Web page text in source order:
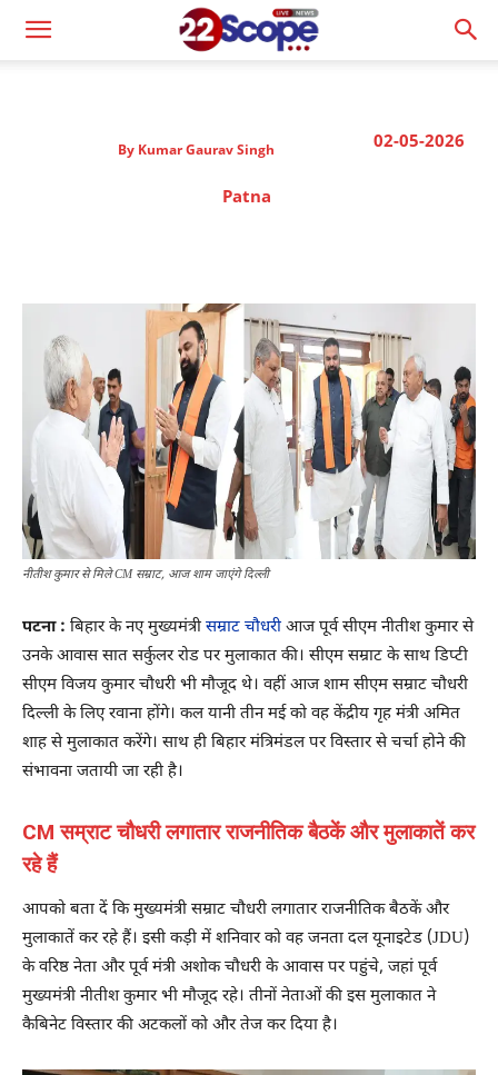
02-05-2026
By Kumar Gaurav Singh
Patna
नीतीश कुमार से मिले CM सम्राट, आज शाम जाएंगे दिल्ली
पटना : बिहार के नए मुख्यमंत्री सम्राट चौधरीआज पूर्व सीएम नीतीश कुमार से
उनके आवास सात सर्कुलर रोड पर मुलाकात की। सीएम सम्राट के साथ डिप्टी
सीएम विजय कुमार चौधरी भी मौजूद थे। वहीं आज शाम सीएम सम्राट चौधरी
दिल्ली के लिए रवाना होंगे। कल यानी तीन मई को वह केंद्रीय गृह मंत्री अमित
शाह से मुलाकात करेंगे। साथ ही बिहार मंत्रिमंडल पर विस्तार से चर्चा होने की
संभावना जतायी जा रही है।
CM सम्राट चौधरी लगातार राजनीतिक बैठकें और मुलाकातें कर
रहे हैं
आपको बता दें कि मुख्यमंत्री सम्राट चौधरी लगातार राजनीतिक बैठकें और
मुलाकातें कर रहे हैं। इसी कड़ी में शनिवार को वह जनता दल यूनाइटेड (JDU)
के वरिष्ठ नेता और पूर्व मंत्री अशोक चौधरी के आवास पर पहुंचे, जहां पूर्व
मुख्यमंत्री नीतीश कुमार भी मौजूद रहे। तीनों नेताओं की इस मुलाकात ने
कैबिनेट विस्तार की अटकलों को और तेज कर दिया है।